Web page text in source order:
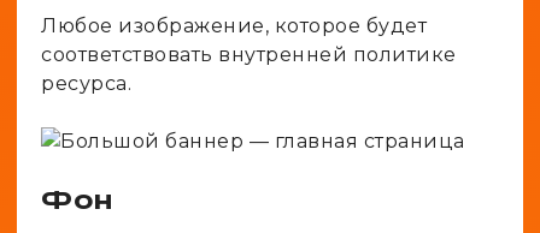
Любое изображение, которое будет
соответствовать внутренней политике
ресурса.
Фон